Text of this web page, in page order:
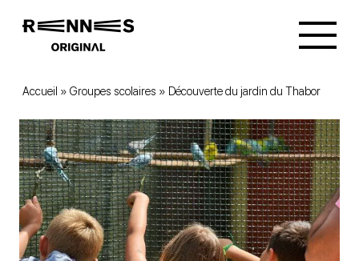
Accueil » Groupes scolaires » Découverte du jardin du Thabor